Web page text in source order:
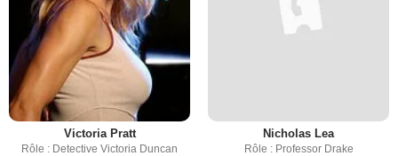
Victoria Pratt
Rôle : Detective Victoria Duncan
Nicholas Lea
Rôle : Professor Drake